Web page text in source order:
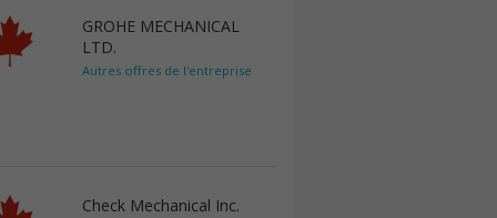
GROHE MECHANICAL
LTD.
Autres offres de l'entreprise
Check Mechanical Inc.